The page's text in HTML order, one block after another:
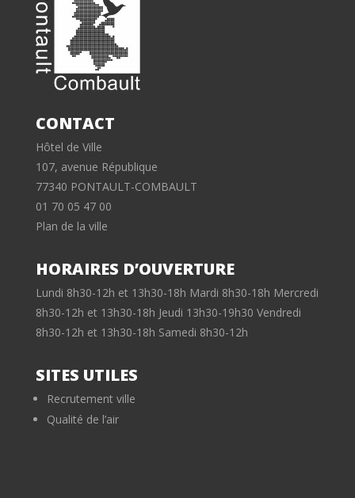
CONTACT
Hôtel de Ville
107, avenue République
77340 PONTAULT-COMBAULT
01 70 05 47 00
Plan de la ville
HORAIRES D’OUVERTURE
Lundi 8h30-12h et 13h30-18h Mardi 8h30-18h Mercredi
8h30-12h et 13h30-18h Jeudi 13h30-19h30 Vendredi
8h30-12h et 13h30-18h Samedi 8h30-12h
SITES UTILES
Recrutement ville
Qualité de l’air